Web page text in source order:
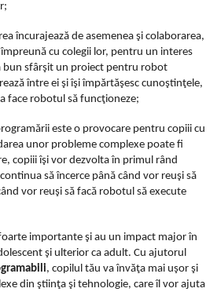
încurajează de asemenea şi colaborarea,
cu colegii lor, pentru un interes
bun sfârşit un proiect pentru robot
între ei şi îşi împărtăşesc cunoştinţele,
face robotul să funcţioneze;
este o provocare pentru copiii cu
unor probleme complexe poate fi
copiii îşi vor dezvolta în primul rând
să încerce până când vor reuşi să
vor reuşi să facă robotul să execute
importante şi au un impact major în
şi ulterior ca adult. Cu ajutorul
, copilul tău va învăţa mai uşor şi
din ştiinţa şi tehnologie, care îl vor ajuta